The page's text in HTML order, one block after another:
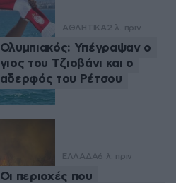
ΑΘΛΗΤΙΚΑ2 λ. πριν
Ολυμπιακός: Υπέγραψαν ο
γιος του Τζιοβάνι και ο
αδερφός του Ρέτσου
ΕΛΛΑΔΑ6 λ. πριν
Οι περιοχές που